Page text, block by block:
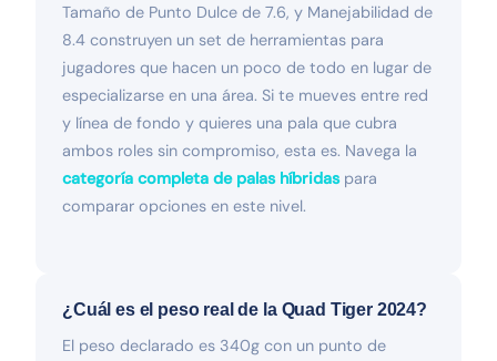
Tamaño de Punto Dulce de 7.6, y Manejabilidad de
8.4 construyen un set de herramientas para
jugadores que hacen un poco de todo en lugar de
especializarse en una área. Si te mueves entre red
y línea de fondo y quieres una pala que cubra
ambos roles sin compromiso, esta es. Navega la
categoría completa de palas híbridaspara
comparar opciones en este nivel.
¿Cuál es el peso real de la Quad Tiger 2024?
El peso declarado es 340g con un punto de